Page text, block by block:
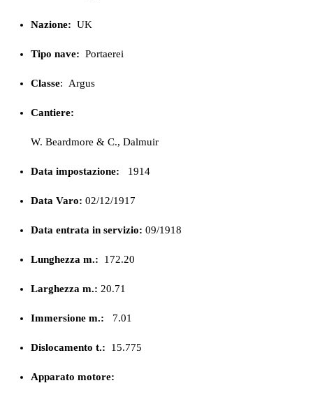
Nazione: UK
Tipo nave: Portaerei
Classe: Argus
Cantiere:
W. Beardmore & C., Dalmuir
Data impostazione: 1914
Data Varo: 02/12/1917
Data entrata in servizio: 09/1918
Lunghezza m.: 172.20
Larghezza m.: 20.71
Immersione m.: 7.01
Dislocamento t.: 15.775
Apparato motore: